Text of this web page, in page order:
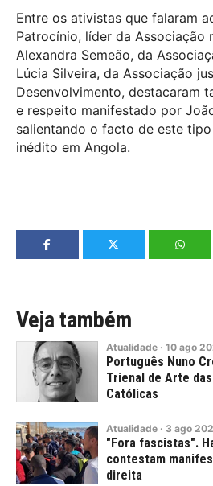
Entre os ativistas que falaram
Patrocínio, líder da Associação
Alexandra Semeão, da
Lúcia Silveira, da Associação
Desenvolvimento, destacaram
e respeito manifestado por
salientando o facto de este
inédito em Angola.
Veja também
Atualidade · 10 ago
Português Nuno
Trienal de Arte
Católicas
Atualidade · 3 ago
"Fora fascistas".
contestam
direita